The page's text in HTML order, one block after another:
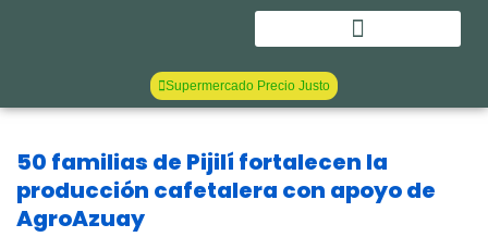
Supermercado Precio Justo
50 familias de Pijilí fortalecen la
producción cafetalera con apoyo de
AgroAzuay